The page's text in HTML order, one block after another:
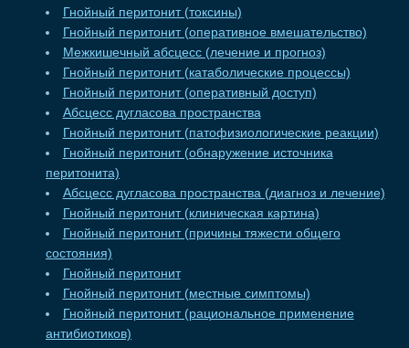
Гнойный перитонит (токсины)
Гнойный перитонит (оперативное вмешательство)
Межкишечный абсцесс (лечение и прогноз)
Гнойный перитонит (катаболические процессы)
Гнойный перитонит (оперативный доступ)
Абсцесс дугласова пространства
Гнойный перитонит (патофизиологические реакции)
Гнойный перитонит (обнаружение источника
перитонита)
Абсцесс дугласова пространства (диагноз и лечение)
Гнойный перитонит (клиническая картина)
Гнойный перитонит (причины тяжести общего
состояния)
Гнойный перитонит
Гнойный перитонит (местные симптомы)
Гнойный перитонит (рациональное применение
антибиотиков)